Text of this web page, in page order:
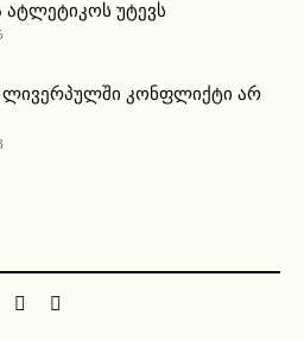
უტევს
კონფლიქტი არ